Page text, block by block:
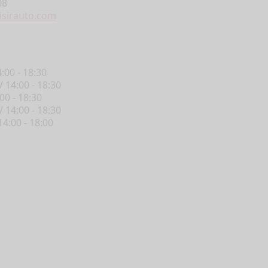
Vans
aménagé Pilote,
pensé et configuré
pour s’adapter à
exigences.
- 18:30
- 18:30
- 18:30
14:00 - 18:30
- 18:00